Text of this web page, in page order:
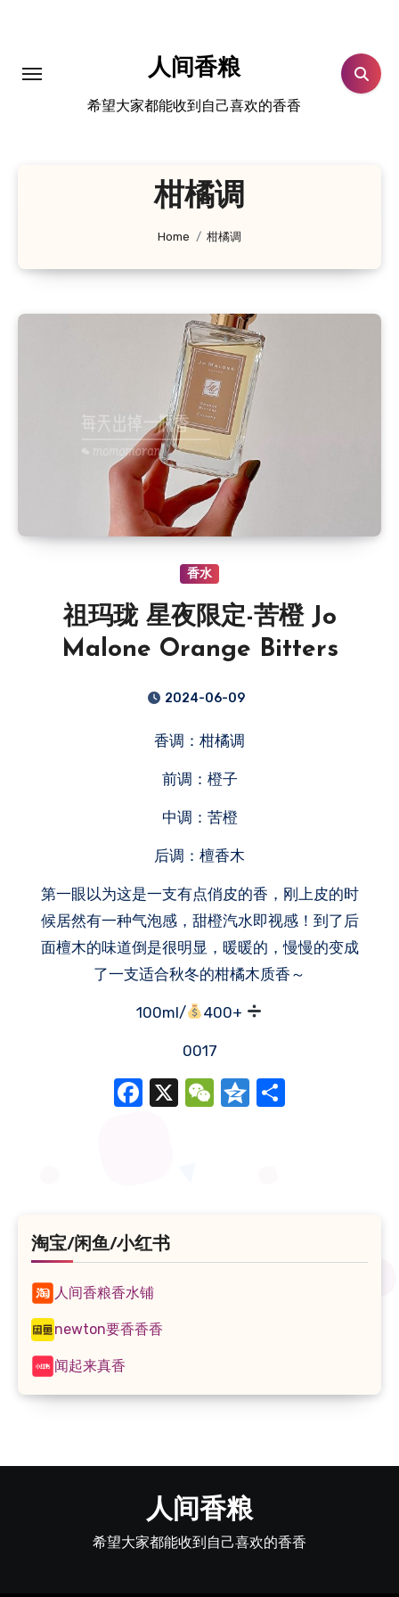
人间香粮
希望大家都能收到自己喜欢的香香
柑橘调
Home 柑橘调
香水
祖玛珑 星夜限定-苦橙 Jo
Malone Orange Bitters
2024-06-09
香调：柑橘调
前调：橙子
中调：苦橙
后调：檀香木
第一眼以为这是一支有点俏皮的香，刚上皮的时
候居然有一种气泡感，甜橙汽水即视感！到了后
面檀木的味道倒是很明显，暖暖的，慢慢的变成
了一支适合秋冬的柑橘木质香～
100ml/ 400+
0017
Facebook
X WeChat
Qzone
淘宝/闲鱼/小红书
人间香粮香水铺
newton要香香香
闻起来真香
人间香粮
希望大家都能收到自己喜欢的香香